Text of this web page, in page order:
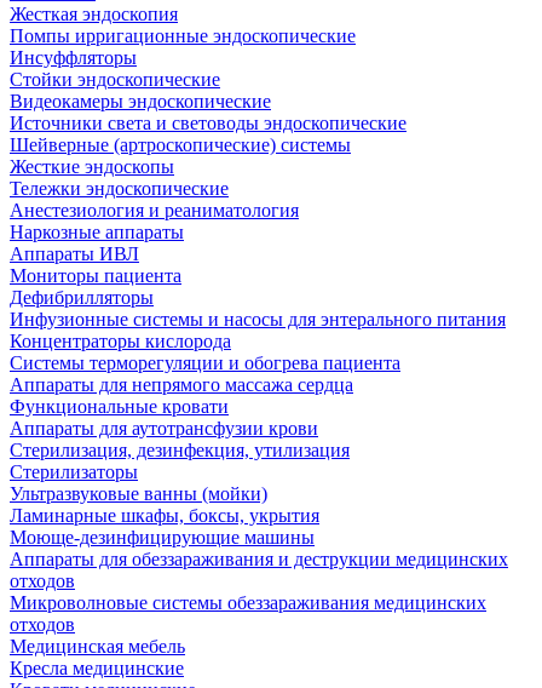
Жесткая эндоскопия
Помпы ирригационные эндоскопические
Инсуффляторы
Стойки эндоскопические
Видеокамеры эндоскопические
Источники света и световоды эндоскопические
Шейверные (артроскопические) системы
Жесткие эндоскопы
Тележки эндоскопические
Анестезиология и реаниматология
Наркозные аппараты
Аппараты ИВЛ
Мониторы пациента
Дефибрилляторы
Инфузионные системы и насосы для энтерального питания
Концентраторы кислорода
Системы терморегуляции и обогрева пациента
Аппараты для непрямого массажа сердца
Функциональные кровати
Аппараты для аутотрансфузии крови
Стерилизация, дезинфекция, утилизация
Стерилизаторы
Ультразвуковые ванны (мойки)
Ламинарные шкафы, боксы, укрытия
Моюще-дезинфицирующие машины
Аппараты для обеззараживания и деструкции медицинских
отходов
Микроволновые системы обеззараживания медицинских
отходов
Медицинская мебель
Кресла медицинские